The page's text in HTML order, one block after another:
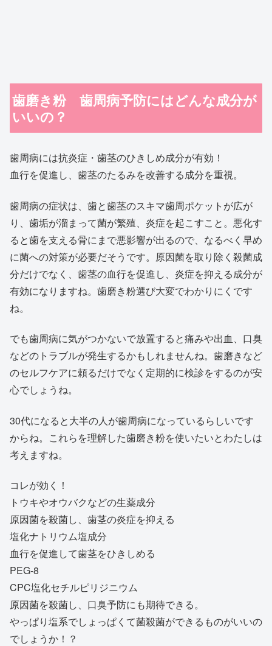
歯磨き粉 歯周病予防にはどんな成分が
いいの？
歯周病には抗炎症・歯茎のひきしめ成分が有効！
血行を促進し、歯茎のたるみを改善する成分を重視。
歯周病の症状は、歯と歯茎のスキマ歯周ポケットが広が
り、歯垢が溜まって菌が繁殖、炎症を起こすこと。悪化す
ると歯を支える骨にまで悪影響が出るので、なるべく早め
に菌への対策が必要だそうです。原因菌を取り除く殺菌成
分だけでなく、歯茎の血行を促進し、炎症を抑える成分が
有効になりますね。歯磨き粉選び大変でわかりにくです
ね。
でも歯周病に気がつかないで放置すると痛みや出血、口臭
などのトラブルが発生するかもしれませんね。歯磨きなど
のセルフケアに頼るだけでなく定期的に検診をするのが安
心でしょうね。
30代になると大半の人が歯周病になっているらしいです
からね。これらを理解した歯磨き粉を使いたいとわたしは
考えますね。
コレが効く！
トウキやオウバクなどの生薬成分
原因菌を殺菌し、歯茎の炎症を抑える
塩化ナトリウム塩成分
血行を促進して歯茎をひきしめる
PEG-8
CPC塩化セチルピリジニウム
原因菌を殺菌し、口臭予防にも期待できる。
やっぱり塩系でしょっぱくて菌殺菌ができるものがいいの
でしょうか！？